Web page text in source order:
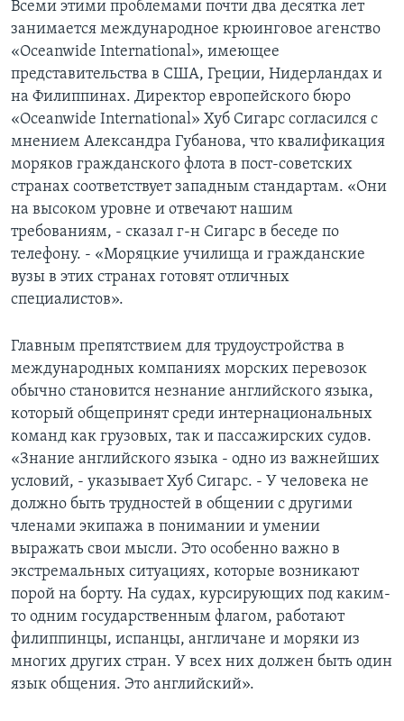
Языки
Всеми этими проблемами почти два десятка лет
занимается международное крюинговое агенство
«Oceanwide International», имеющее
представительства в США, Греции, Нидерландах и
на Филиппинах. Директор европейского бюро
«Oceanwide International» Хуб Сигарс согласился с
мнением Александра Губанова, что квалификация
моряков гражданского флота в пост-советских
странах соответствует западным стандартам. «Они
на высоком уровне и отвечают нашим
требованиям, - сказал г-н Сигарс в беседе по
телефону. - «Моряцкие училища и гражданские
вузы в этих странах готовят отличных
специалистов».
Главным препятствием для трудоустройства в
международных компаниях морских перевозок
обычно становится незнание английского языка,
который общепринят среди интернациональных
команд как грузовых, так и пассажирских судов.
«Знание английского языка - одно из важнейших
условий, - указывает Хуб Сигарс. - У человека не
должно быть трудностей в общении с другими
членами экипажа в понимании и умении
выражать свои мысли. Это особенно важно в
экстремальных ситуациях, которые возникают
порой на борту. На судах, курсирующих под каким-
то одним государственным флагом, работают
филиппинцы, испанцы, англичане и моряки из
многих других стран. У всех них должен быть один
язык общения. Это английский».